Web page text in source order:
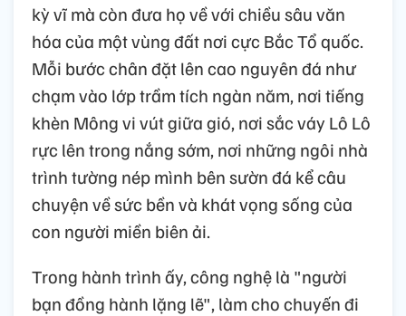
kỳ vĩ mà còn đưa họ về với chiều sâu văn
hóa của một vùng đất nơi cực Bắc Tổ quốc.
Mỗi bước chân đặt lên cao nguyên đá như
chạm vào lớp trầm tích ngàn năm, nơi tiếng
khèn Mông vi vút giữa gió, nơi sắc váy Lô Lô
rực lên trong nắng sớm, nơi những ngôi nhà
trình tường nép mình bên sườn đá kể câu
chuyện về sức bền và khát vọng sống của
con người miền biên ải.
Trong hành trình ấy, công nghệ là "người
bạn đồng hành lặng lẽ", làm cho chuyến đi